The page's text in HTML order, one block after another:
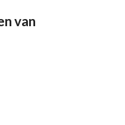
van